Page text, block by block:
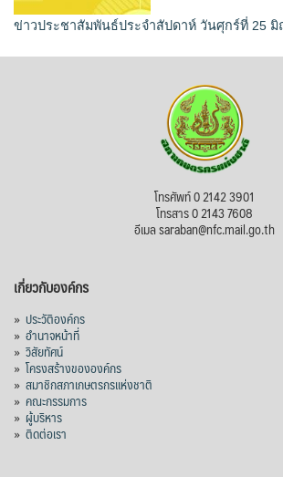
ข่าวประชาสัมพันธ์ประจำสัปดาห์ วันศุกร์ที่ 25 มิ
โทรศัพท์ 0 2142 3901
โทรสาร 0 2143 7608
อีเมล saraban@nfc.mail.go.th
เกี่ยวกับองค์กร
» ประวัติองค์กร
» อำนาจหน้าที่
» วิสัยทัศน์
» โครงสร้างขององค์กร
» สมาชิกสภาเกษตรกรแห่งชาติ
» คณะกรรมการ
» ผู้บริหาร
» ติดต่อเรา